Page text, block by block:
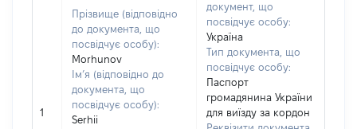
1
Прізвище (відповідно
до документа, що
посвідчує особу):
Morhunov
Ім’я (відповідно до
документа, що
посвідчує особу):
Serhii
документ, що
посвідчує особу:
Україна
Тип документа, що
посвідчує особу:
Паспорт
громадянина України
для виїзду за кордон